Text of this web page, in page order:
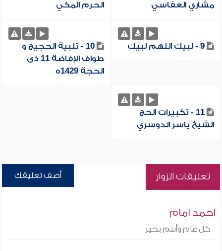
مشاري العفاسي
الحرم المكي
9 - لبيك اللهم لبيك
10 - تلبية الحجيج و
طواف الإفاضة 11 ذى
الحجة 1429ه
11 - تكبيرات الحج
الشيخ ياسر الدوسري
تعليقات الزوار أضف تعليقك
احمد امام
كل عام وأنتم بخير